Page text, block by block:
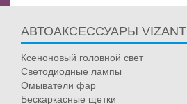
АВТОАКСЕССУАРЫ VIZANT
Ксеноновый головной свет
Светодиодные лампы
Омыватели фар
Бескаркасные щетки